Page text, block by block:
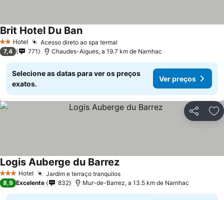
2 Estrelas
Hotel Acesso direto ao spa termal
Brit Hotel Du BanVer preços
7,4 771 Chaudes-Aigues, a 19.7 km de Narnhac
Selecione as datas para ver os preços
exatos.
Ver preços
Partilhar
3 EstrelasHotel Jardim e terraço tranquilosVer preços
Logis Auberge du BarrezVer preços
8,9 Excelente 832 Mur-de-Barrez, a 13.5 km de Narnhac